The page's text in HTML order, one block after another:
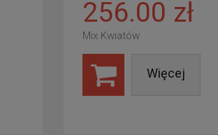
256.00 zł
Mix Kwiatów
Więcej